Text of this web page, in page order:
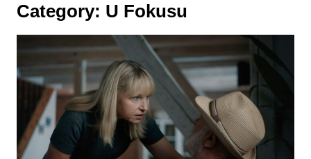
Category: U Fokusu